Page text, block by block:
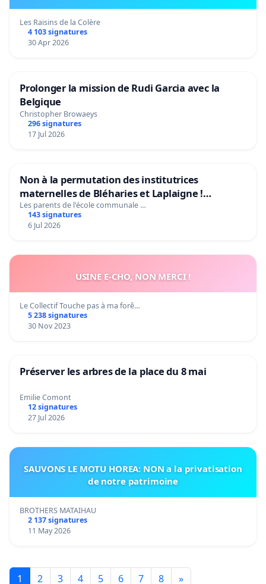
Les Raisins de la Colère
4 103 signatures
30 Apr 2026
Prolonger la mission de Rudi Garcia avec la
Belgique
Christopher Browaeys
296 signatures
17 Jul 2026
Non à la permutation des institutrices
maternelles de Bléharies et Laplaigne !
Préservons la stabilité de nos enfants.
Les parents de l'école communale …
143 signatures
6 Jul 2026
USINE E-CHO, NON MERCI !
Le Collectif Touche pas à ma forê…
5 238 signatures
30 Nov 2023
Préserver les arbres de la place du 8 mai
Emilie Comont
12 signatures
27 Jul 2026
SAUVONS LE MOTU HOREA: NON a la privatisation
de notre patrimoine
BROTHERS MATAIHAU
2 137 signatures
11 May 2026
1 2 3 4 5 6 7 8 »